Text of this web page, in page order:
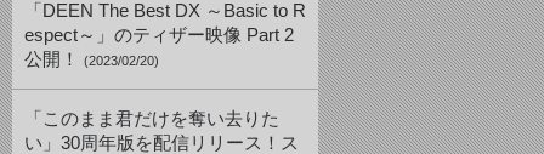
「DEEN The Best DX ～Basic to R
espect～」のティザー映像 Part 2
公開！
(2023/02/20)
「このまま君だけを奪い去りた
い」30周年版を配信リリース！ス